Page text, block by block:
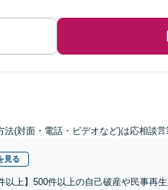
法(対面・電話・ビデオなど)は応相談営
見る
以上】500件以上の自己破産や民事再